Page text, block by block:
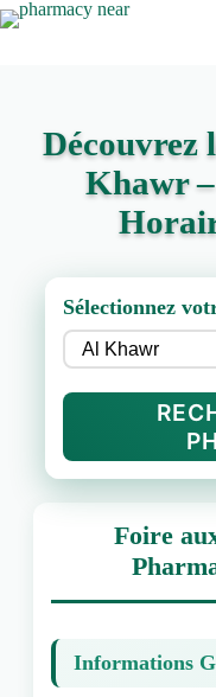
Découvrez
Khawr
Sélectionnez
Foire
Informations